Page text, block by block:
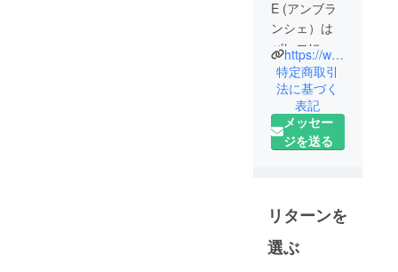
E (アンブラ
ンシェ）は
バレエに特
化したソ
リューショ
ンカンパ
ニーです。
アプリケー
め、プロ育
成教育、プ
ロダンサー
https://www.unblanche-workshop.com/
特定商取引
法に基づく
表記
メッセー
ジを送る
リターンを
選ぶ